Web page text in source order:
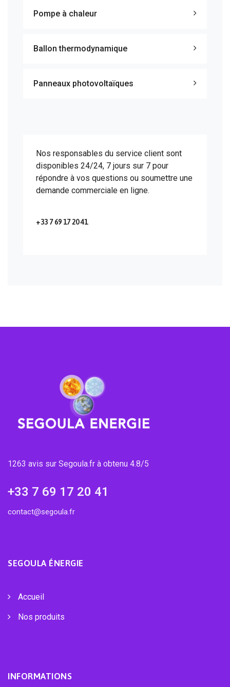
Pompe à chaleur
Ballon thermodynamique
Panneaux photovoltaïques
Nos responsables du service client sont
disponibles 24/24, 7 jours sur 7 pour
répondre à vos questions ou soumettre une
demande commerciale en ligne.
+33 7 69 17 20 41
1263 avis sur Segoula.fr à obtenu 4.8/5
+33 7 69 17 20 41
contact@segoula.fr
SEGOULA ÉNERGIE
Accueil
Nos produits
INFORMATIONS